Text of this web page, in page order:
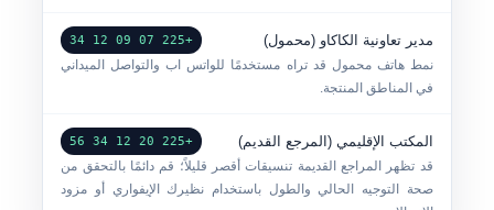
مدير تعاونية الكاكاو (محمول) +225 07 09 12 34
نمط هاتف محمول قد تراه مستخدمًا للواتس اب والتواصل الميداني
في المناطق المنتجة.
المكتب الإقليمي (المرجع القديم) +225 20 12 34 56
قد تظهر المراجع القديمة تنسيقات أقصر قليلاً؛ قم دائمًا بالتحقق من
صحة التوجيه الحالي والطول باستخدام نظيرك الإيفواري أو مزود